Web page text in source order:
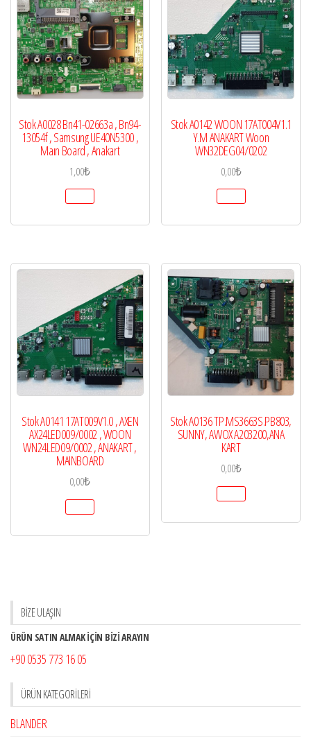
Stok A0028 Bn41-02663a , Bn94-
13054f , Samsung UE40N5300 ,
Maın Board , Anakart
1,00₺
Stok A0142 WOON 17AT004V1.1
Y.M ANAKART Woon
WN32DEG04/0202
0,00₺
Stok A0141 17AT009V1.0 , AXEN
AX24LED009/0002 , WOON
WN24LED09/0002 , ANAKART ,
MAINBOARD
0,00₺
Stok A0136 TP.MS3663S.PB803,
SUNNY, AWOX A203200,ANA
KART
0,00₺
BİZE ULAŞIN
ÜRÜN SATIN ALMAK İÇİN BİZİ ARAYIN
+90 0535 773 16 05
ÜRÜN KATEGORILERI
BLANDER